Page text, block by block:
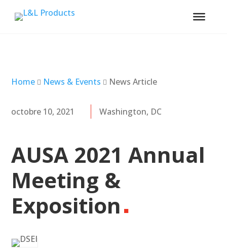
Home News & Events News Article
octobre 10, 2021 Washington, DC
AUSA 2021 Annual
Meeting &
Exposition